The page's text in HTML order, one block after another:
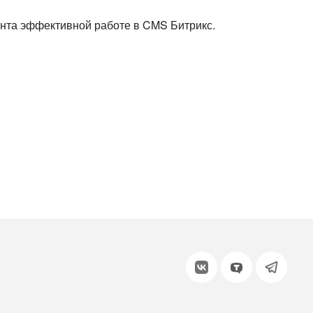
эффективной работе в CMS Битрикс.